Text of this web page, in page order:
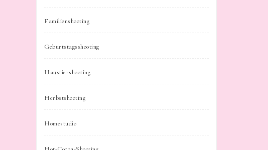
Familienshooting
Geburtstagsshooting
Haustiershooting
Herbstshooting
Homestudio